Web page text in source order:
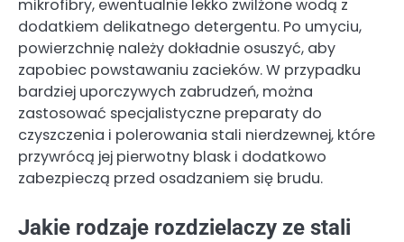
mikrofibry, ewentualnie lekko zwilżone wodą z
dodatkiem delikatnego detergentu. Po umyciu,
powierzchnię należy dokładnie osuszyć, aby
zapobiec powstawaniu zacieków. W przypadku
bardziej uporczywych zabrudzeń, można
zastosować specjalistyczne preparaty do
czyszczenia i polerowania stali nierdzewnej, które
przywrócą jej pierwotny blask i dodatkowo
zabezpieczą przed osadzaniem się brudu.
Jakie rodzaje rozdzielaczy ze stali